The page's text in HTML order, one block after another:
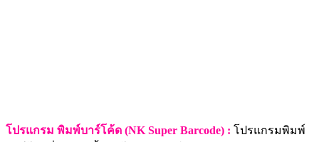
โปรแกรม พิมพ์บาร์โค้ด (NK Super Barcode) : โปรแกรมพิมพ์